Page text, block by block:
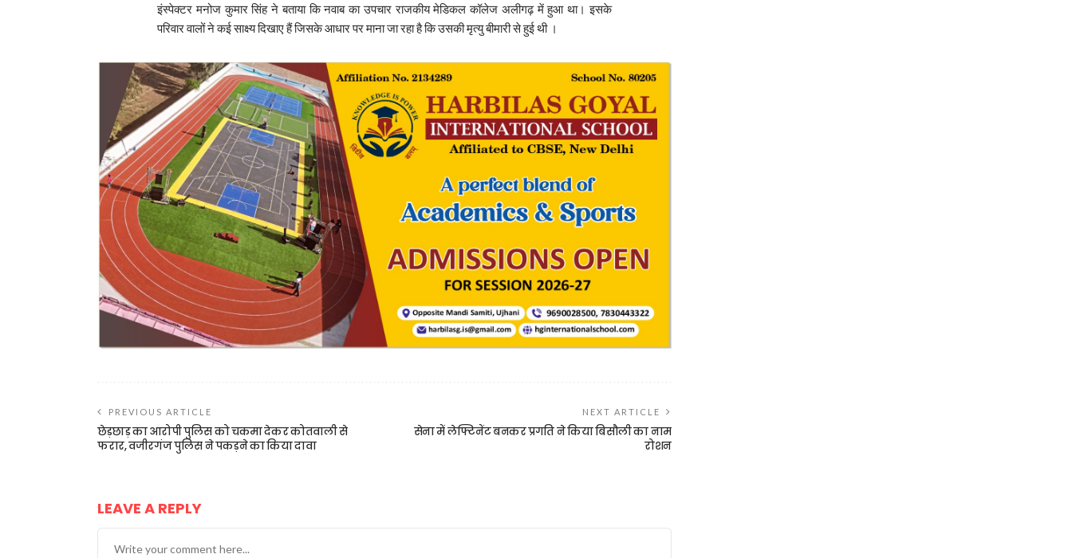
इंस्पेक्टर मनोज कुमार सिंह ने बताया कि नवाब का उपचार राजकीय मेडिकल कॉलेज अलीगढ़ में हुआ था। इसके
परिवार वालों ने कई साक्ष्य दिखाए हैं जिसके आधार पर माना जा रहा है कि उसकी मृत्यु बीमारी से हुई थी ।
PREVIOUS ARTICLE
छेड़छाड़ का आरोपी पुलिस को चकमा देकर कोतवाली से
फरार, वजीरगंज पुलिस ने पकड़ने का किया दावा
NEXT ARTICLE
सेना में लेफ्टिनेंट बनकर प्रगति ने किया बिसौली का नाम
रोशन
LEAVE A REPLY